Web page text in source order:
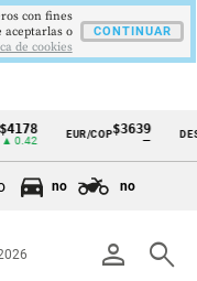
EUR/COP$3639
—
no no
person search
con fines
aceptarlas o
de cookies
CONTINUAR